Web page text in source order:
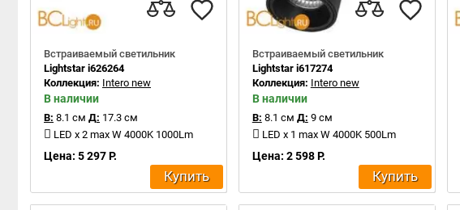
Встраиваемый светильник
Lightstar i626264
Коллекция: Intero new
В наличии
В: 8.1 см Д: 17.3 см
LED x 2 max W 4000K 1000Lm
Цена: 5 297 Р.
Купить
Встраиваемый светильник
Lightstar i617274
Коллекция: Intero new
В наличии
В: 8.1 см Д: 9 см
LED x 1 max W 4000K 500Lm
Цена: 2 598 Р.
Купить